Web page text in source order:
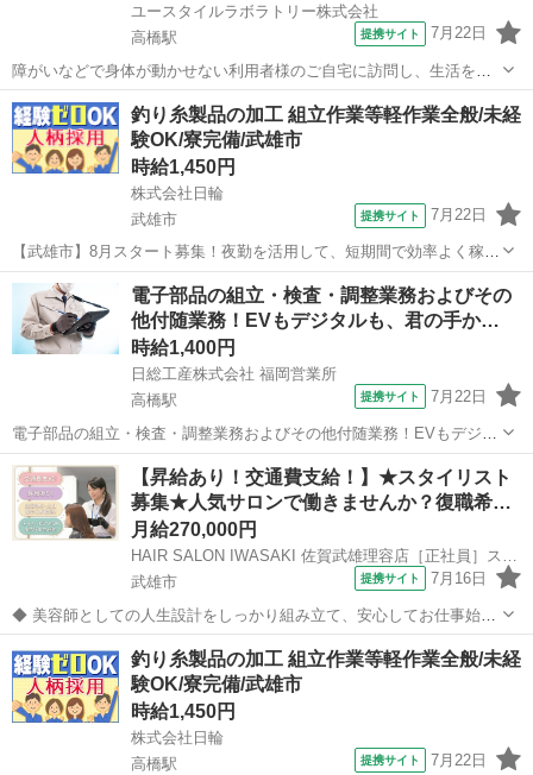
ユースタイルラボラトリー株式会社
高橋駅
提携サイト 7月22日
障がいなどで身体が動かせない利用者様のご自宅に訪問し、生活を支
える重度訪問介護のお仕事です。 ※1対1で誠実に向き合える方を募集
【仕事内容】 見守りや日常生活のお手伝いが中心ですが、利用者様の
生活を支える大切なポジション...
佐賀 武雄市 高橋駅 介護
釣り糸製品の加工 組立作業等軽作業全般/未経
験OK/寮完備/武雄市
時給1,450円
株式会社日輪
武雄市
提携サイト 7月22日
【武雄市】8月スタート募集！夜勤を活用して、短期間で効率よく稼ご
う。家具家電付き寮完備で固定費も節約。8月から「爆速貯金」のチャ
ンスです。 釣り糸製品の加工 組立作業等軽作業全般のお仕事です！
おすすめポイント： ■未経験...
佐賀 武雄市 仕分け
電子部品の組立・検査・調整業務およびその
他付随業務！EVもデジタルも、君の手か…
時給1,400円
日総工産株式会社 福岡営業所
高橋駅
提携サイト 7月22日
電子部品の組立・検査・調整業務およびその他付随業務！EVもデジタ
ルも、君の手から。世界を動かす快感を武雄で今すぐ掴め！ Point1★
佐賀県でお仕事！ Point2☆職場見学でミスマッチ皆無！納得してから
即決。 Point...
佐賀 武雄市 高橋駅 工場
【昇給あり！交通費支給！】★スタイリスト
募集★人気サロンで働きませんか？復職希…
月給270,000円
HAIR SALON IWASAKI 佐賀武雄理容店［正社員］スタイリスト(株式会社ハクブン)
武雄市
提携サイト 7月16日
◆ 美容師としての人生設計をしっかり組み立て、安心してお仕事始め
ませんか？ ◆ 美容師として定年の75歳まで安心して働ける環境を整
え、技術だけではなく、マネジメント業務なども幅広く学べます。 美
容師としての人生設計をしっ...
佐賀 武雄市 美容師
釣り糸製品の加工 組立作業等軽作業全般/未経
験OK/寮完備/武雄市
時給1,450円
株式会社日輪
高橋駅
提携サイト 7月22日